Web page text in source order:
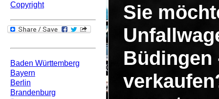
Copyright
Baden Württemberg
Bayern
Berlin
Brandenburg
Sie
Büdingen